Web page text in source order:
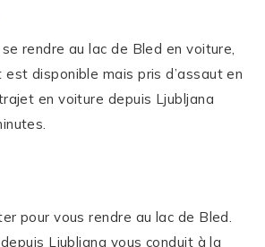
rendre au lac de Bled en voiture,
est disponible mais pris d’assaut en
en voiture depuis Ljubljana
pour vous rendre au lac de Bled.
Ljubljana vous conduit à la